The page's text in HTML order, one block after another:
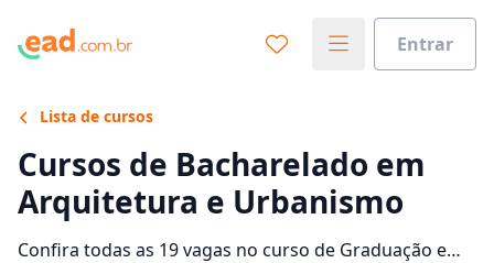
Entrar
Lista de cursos
Cursos de Bacharelado em
Arquitetura e Urbanismo
Confira todas as 19 vagas no curso de Graduação em